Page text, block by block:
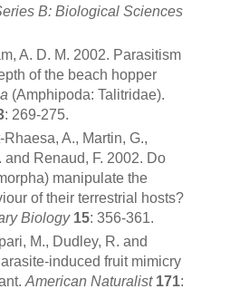
B: Biological Sciences
A. D. M. 2002. Parasitism
of the beach hopper
(Amphipoda: Talitridae).
: 269-275.
A., Martin, G.,
and Renaud, F. 2002. Do
manipulate the
of their terrestrial hosts?
Biology 15: 356-361.
M., Dudley, R. and
induced fruit mimicry
American Naturalist 171: